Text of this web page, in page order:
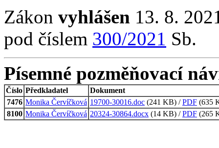
Zákon vyhlášen 13. 8.
pod číslem 300/2021 Sb.
Písemné pozměňovací
Číslo Předkladatel
Dokument
7476 Monika Červíčková 19700-30016.doc (241 KB) /PDF (635
8100 Monika Červíčková 20324-30864.docx (14 KB) /PDF (265